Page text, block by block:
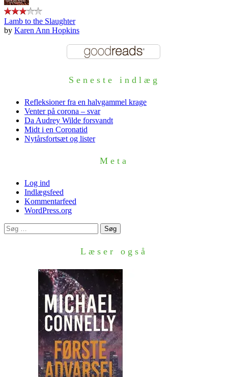
Lamb to the Slaughter
by Karen Ann Hopkins
Seneste indlæg
Refleksioner fra en halvgammel krage
Venter på corona – svar
Da Audrey Wilde forsvandt
Midt i en Coronatid
Nytårsfortsæt og lister
Meta
Log ind
Indlægsfeed
Kommentarfeed
WordPress.org
Søg
efter:
Læser også